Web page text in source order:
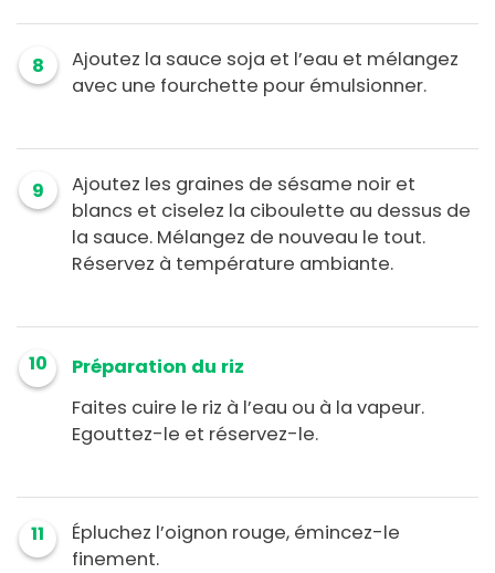
8
Ajoutez la sauce soja et l’eau et mélangez
avec une fourchette pour émulsionner.
9
Ajoutez les graines de sésame noir et
blancs et ciselez la ciboulette au dessus de
la sauce. Mélangez de nouveau le tout.
Réservez à température ambiante.
10
Préparation du riz
Faites cuire le riz à l’eau ou à la vapeur.
Egouttez-le et réservez-le.
11
Épluchez l’oignon rouge, émincez-le
finement.